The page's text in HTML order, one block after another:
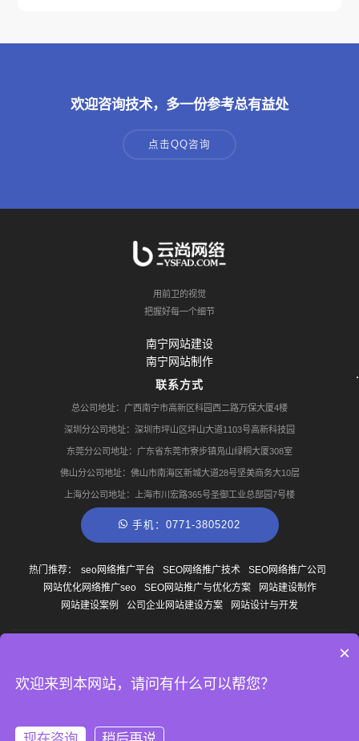
欢迎咨询技术，多一份参考总有益处
点击QQ咨询
用前卫的视觉
把握好每一个细节
南宁网站建设
南宁网站制作
联系方式
总公司地址：广西南宁市高新区科园西二路万保大厦4楼
深圳分公司地址：深圳市坪山区坪山大道1103号高新科技园
东莞分公司地址：广东省东莞市寮步镇凫山绿桐大厦308室
佛山分公司地址：佛山市南海区新城大道28号坚美商务大10层
上海分公司地址：上海市川宏路365号圣御工业总部园7号楼
手机：0771-3805202
热门推荐： seo网络推广平台 SEO网络推广技术
SEO网络推广公司
网站优化网络推广seo
SEO网站推广与优化方案
网站建设制作
网站建设案例
公司企业网站建设方案 网站设计与开发
14007327号-1 TAG聚合
×
欢迎来到本网站，请问有什么可以帮您？